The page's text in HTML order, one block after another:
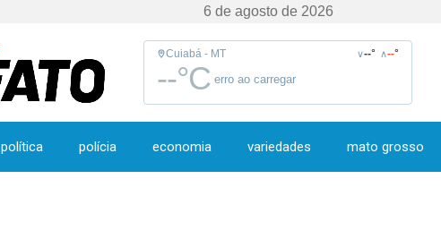
Cuiabá - MT ∨--° ∧--°
--°C erro ao carregar
política polícia economia variedades mato grosso
6 de agosto de 2026